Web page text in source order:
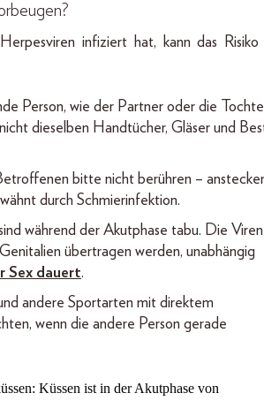
infiziert hat, kann das Risiko
Person, wie der Partner oder die
dieselben Handtücher, Gläser und
bitte nicht berühren –
durch Schmierinfektion.
während der Akutphase tabu. Die Viren
übertragen werden, unabhängig
Sex dauert.
andere Sportarten mit direktem
wenn die andere Person gerade